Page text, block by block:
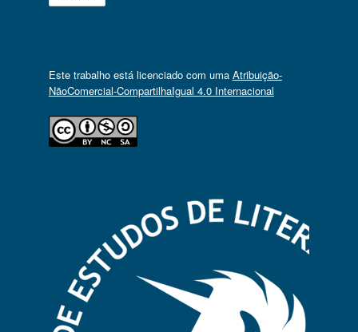
Este trabalho está licenciado com uma Atribuição-
NãoComercial-CompartilhaIgual 4.0 Internacional